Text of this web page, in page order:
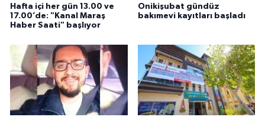
Hafta içi her gün 13.00 ve
17.00’de: "Kanal Maraş
Haber Saati" başlıyor
Onikişubat gündüz
bakımevi kayıtları başladı